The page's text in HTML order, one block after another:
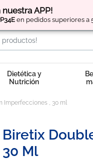
APP!
en pedidos superiores a
Regístratey obtén
Dietética y
Nutrición
Imperfecciones , 30 ml
Biretix
30 Ml